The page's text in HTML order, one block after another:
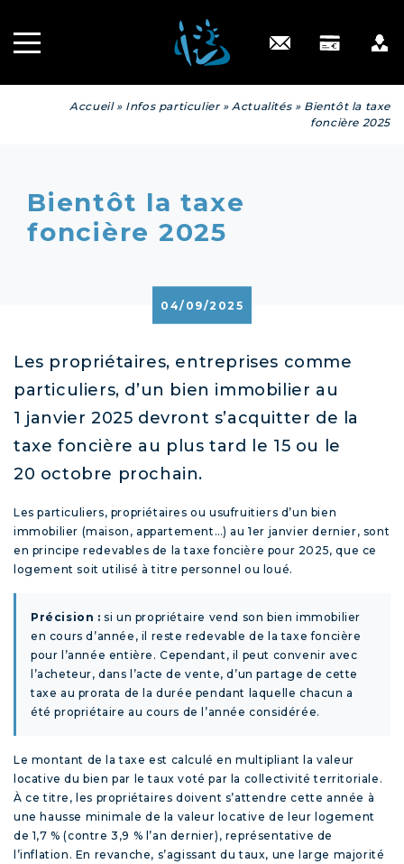
Engagé RSE
Contact
Accueil» Infos particulier»Actualités» Bientôt la taxe
foncière 2025
Bientôt la taxe
foncière 2025
04/09/2025
Les propriétaires, entreprises comme
particuliers, d’un bien immobilier au
1 janvier 2025 devront s’acquitter de la
taxe foncière au plus tard le 15 ou le
20 octobre prochain.
Les particuliers, propriétaires ou usufruitiers d’un bien
immobilier (maison, appartement…) au 1er janvier dernier, sont
en principe redevables de la taxe foncière pour 2025, que ce
logement soit utilisé à titre personnel ou loué.
Précision : si un propriétaire vend son bien immobilier
en cours d’année, il reste redevable de la taxe foncière
pour l’année entière. Cependant, il peut convenir avec
l’acheteur, dans l’acte de vente, d’un partage de cette
taxe au prorata de la durée pendant laquelle chacun a
été propriétaire au cours de l’année considérée.
Le montant de la taxe est calculé en multipliant la valeur
locative du bien par le taux voté par la collectivité territoriale.
À ce titre, les propriétaires doivent s’attendre cette année à
une hausse minimale de la valeur locative de leur logement
de 1,7 % (contre 3,9 % l’an dernier), représentative de
l’inflation. En revanche, s’agissant du taux, une large majorité